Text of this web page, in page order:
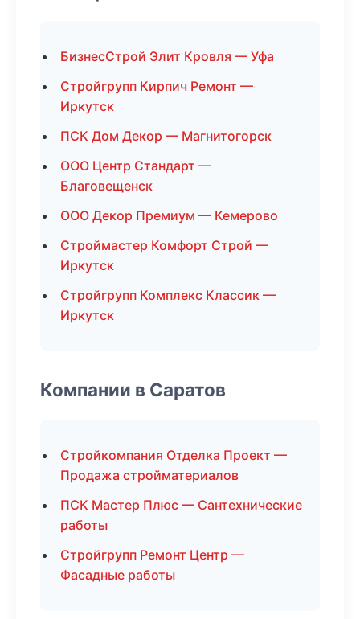
БизнесСтрой Элит Кровля — Уфа
Стройгрупп Кирпич Ремонт —
Иркутск
ПСК Дом Декор — Магнитогорск
ООО Центр Стандарт —
Благовещенск
ООО Декор Премиум — Кемерово
Строймастер Комфорт Строй —
Иркутск
Стройгрупп Комплекс Классик —
Иркутск
Компании в Саратов
Стройкомпания Отделка Проект —
Продажа стройматериалов
ПСК Мастер Плюс — Сантехнические
работы
Стройгрупп Ремонт Центр —
Фасадные работы